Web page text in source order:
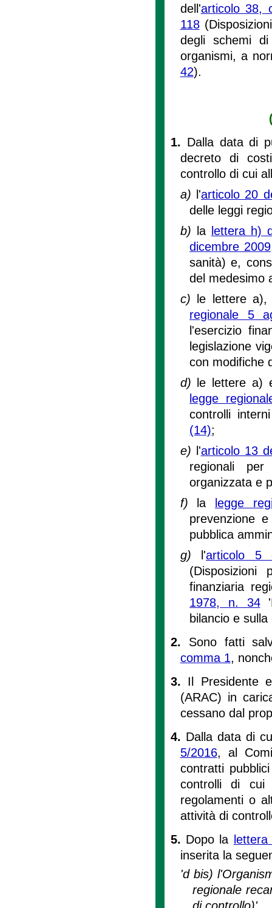
dell'articolo 38,
118
degli schemi
organismi, a
42).
1. Dalla data di
decreto di
controllo di cui
a)
l'articolo 20
delle leggi
b)
la lettera h)
dicembre
sanità) e,
del medesimo
c)
le lettere
regionale 5
l'esercizio
legislazione
con modifiche
d)
le lettere
legge
controlli
(14);
e)
l'articolo 13
regionali
organizzata e
f)
la
legge
prevenzione
pubblica
g)
l'articolo 5
(Disposizioni
finanziaria
1978, n. 34
bilancio e
2. Sono fatti
comma 1,
3. Il Presidente
(ARAC) in
cessano dal
4. Dalla data di
5/2016, al
contratti
controlli di cui
regolamenti o
attività di
5. Dopo la
inserita la
'd bis)
regionale